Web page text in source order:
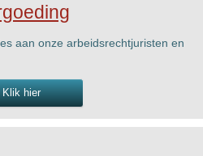
aan onze arbeidsrechtjuristen en
Klik hier